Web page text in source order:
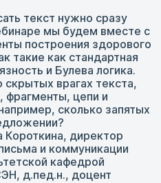
текст нужно сразу
мы будем вместе с
построения здорового
такие как стандартная
и Булева логика.
врагах текста,
фрагменты, цепи и
сколько запятых
Короткина, директор
и коммуникации
кафедрой
д.пед.н., доцент